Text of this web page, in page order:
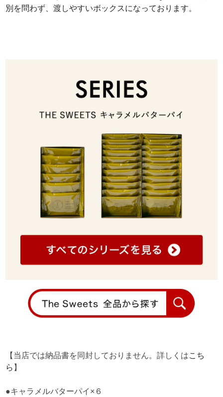
別を問わず、渡しやすいボックスになっております。
【当店では納品書を同封しておりません。詳しくはこち
ら 】
●キャラメルバターパイ×６